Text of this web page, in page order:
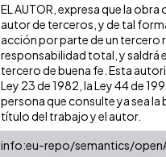
EL AUTOR, expresa que la
autor de terceros, y de tal
acción por parte de un tercero
responsabilidad total, y saldrá
tercero de buena fe. Esta
Ley 23 de 1982, la Ley 44 de
persona que consulte ya sea
título del trabajo y el autor.
info:eu-repo/semantics/